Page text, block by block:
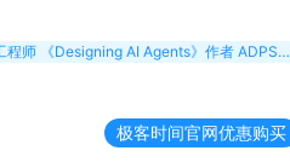
新加坡科研局资深研发工程师 《Designing AI Agents》作者 ADPS 创始成员
极客时间官网优惠购买